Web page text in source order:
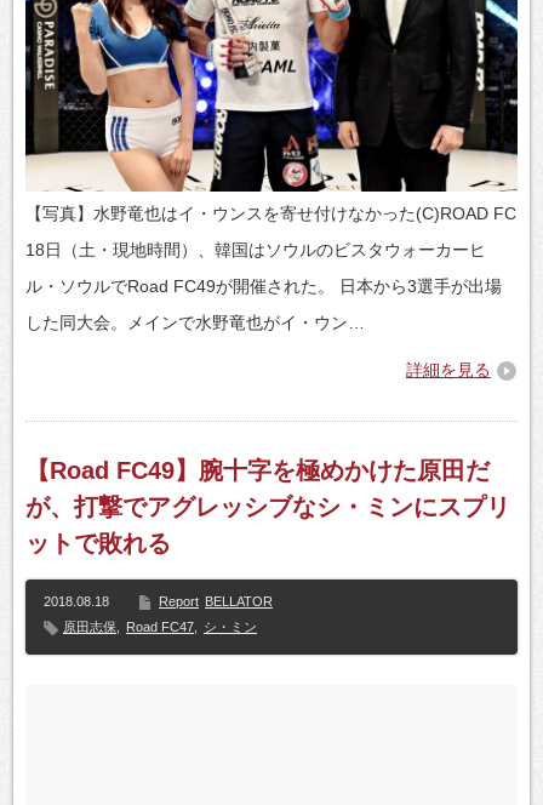
【写真】水野竜也はイ・ウンスを寄せ付けなかった(C)ROAD FC
18日（土・現地時間）、韓国はソウルのビスタウォーカーヒ
ル・ソウルでRoad FC49が開催された。 日本から3選手が出場
した同大会。メインで水野竜也がイ・ウン…
詳細を見る
【Road FC49】腕十字を極めかけた原田だ
が、打撃でアグレッシブなシ・ミンにスプリ
ットで敗れる
2018.08.18 Report BELLATOR
原田志保
Road FC47 シ・ミン